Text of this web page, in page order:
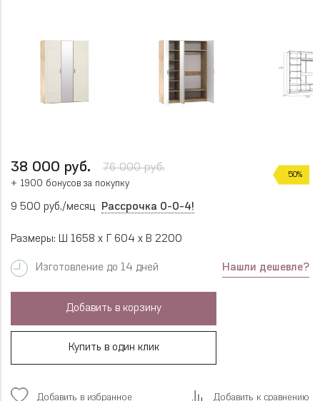
38 000 руб. 76 000 руб.
50%
+ 1900 бонусов за покупку
9 500 руб./месяц Рассрочка 0-0-4!
Размеры: Ш 1658 x Г 604 x В 2200
Изготовление до 14 дней Нашли дешевле?
Добавить в корзину
Купить в один клик
Добавить в избранное Добавить к сравнению